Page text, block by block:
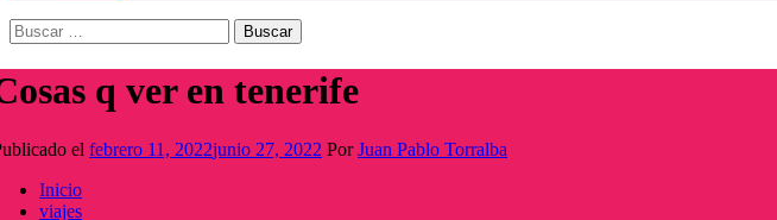
Buscar:
q ver en tenerife
el febrero 11, 2022junio 27, 2022 PorJuan Pablo Torralba
Inicio
viajes